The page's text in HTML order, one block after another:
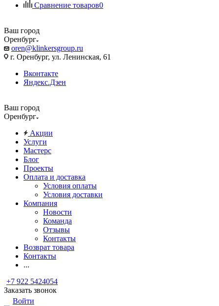
Сравнение товаров0
Ваш город
Оренбург
oren@klinkersgroup.ru
г. Оренбург, ул. Ленинская, 61
Вконтакте
Яндекс.Дзен
Ваш город
Оренбург
Акции
Услуги
Мастерс
Блог
Проекты
Оплата и доставка
Условия оплаты
Условия доставки
Компания
Новости
Команда
Отзывы
Контакты
Возврат товара
Контакты
...
+7 922 5424054
Заказать звонок
Войти